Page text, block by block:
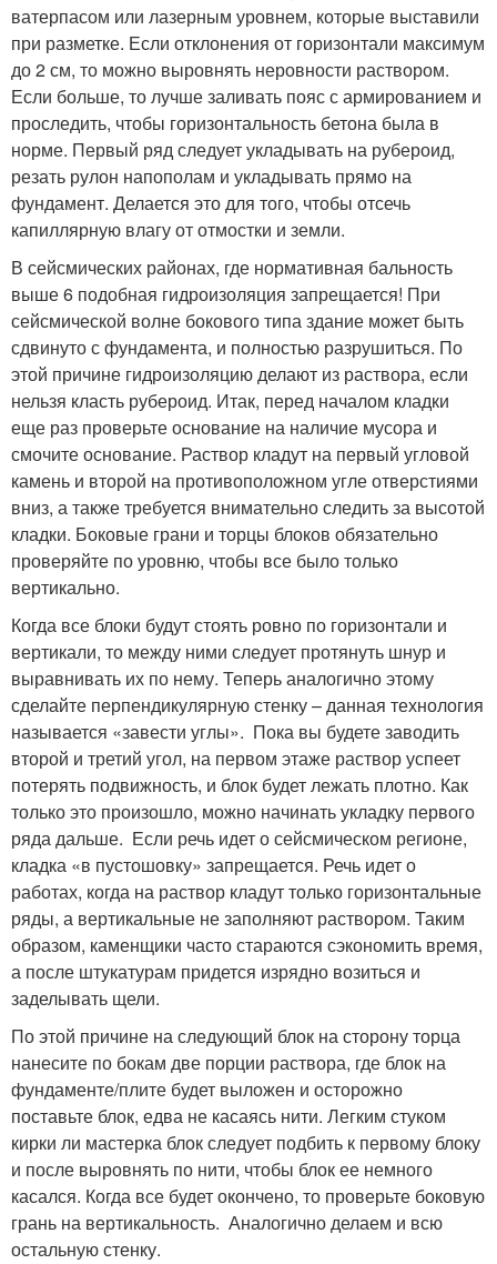
ватерпасом или лазерным уровнем, которые выставили
при разметке. Если отклонения от горизонтали максимум
до 2 см, то можно выровнять неровности раствором.
Если больше, то лучше заливать пояс с армированием и
проследить, чтобы горизонтальность бетона была в
норме. Первый ряд следует укладывать на рубероид,
резать рулон напополам и укладывать прямо на
фундамент. Делается это для того, чтобы отсечь
капиллярную влагу от отмостки и земли.
В сейсмических районах, где нормативная бальность
выше 6 подобная гидроизоляция запрещается! При
сейсмической волне бокового типа здание может быть
сдвинуто с фундамента, и полностью разрушиться. По
этой причине гидроизоляцию делают из раствора, если
нельзя класть рубероид. Итак, перед началом кладки
еще раз проверьте основание на наличие мусора и
смочите основание. Раствор кладут на первый угловой
камень и второй на противоположном угле отверстиями
вниз, а также требуется внимательно следить за высотой
кладки. Боковые грани и торцы блоков обязательно
проверяйте по уровню, чтобы все было только
вертикально.
Когда все блоки будут стоять ровно по горизонтали и
вертикали, то между ними следует протянуть шнур и
выравнивать их по нему. Теперь аналогично этому
сделайте перпендикулярную стенку – данная технология
называется «завести углы». Пока вы будете заводить
второй и третий угол, на первом этаже раствор успеет
потерять подвижность, и блок будет лежать плотно. Как
только это произошло, можно начинать укладку первого
ряда дальше. Если речь идет о сейсмическом регионе,
кладка «в пустошовку» запрещается. Речь идет о
работах, когда на раствор кладут только горизонтальные
ряды, а вертикальные не заполняют раствором. Таким
образом, каменщики часто стараются сэкономить время,
а после штукатурам придется изрядно возиться и
заделывать щели.
По этой причине на следующий блок на сторону торца
нанесите по бокам две порции раствора, где блок на
фундаменте/плите будет выложен и осторожно
поставьте блок, едва не касаясь нити. Легким стуком
кирки ли мастерка блок следует подбить к первому блоку
и после выровнять по нити, чтобы блок ее немного
касался. Когда все будет окончено, то проверьте боковую
грань на вертикальность. Аналогично делаем и всю
остальную стенку.